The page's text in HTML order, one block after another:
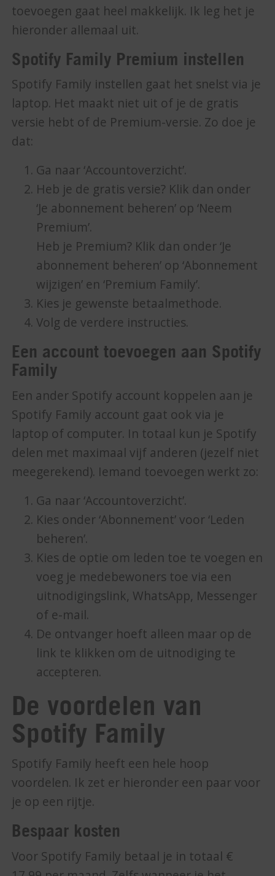
toevoegen gaat heel makkelijk. Ik leg het je
hieronder allemaal uit.
Spotify Family Premium instellen
Spotify Family instellen gaat het snelst via je
laptop. Het maakt niet uit of je de gratis
versie hebt of de Premium-versie. Zo doe je
dat:
Ga naar ‘Accountoverzicht’.
Heb je de gratis versie? Klik dan onder
‘Je abonnement beheren’ op ‘Neem
Premium’.
Heb je Premium? Klik dan onder ‘Je
abonnement beheren’ op ‘Abonnement
wijzigen’ en ‘Premium Family’.
Kies je gewenste betaalmethode.
Volg de verdere instructies.
Een account toevoegen aan Spotify
Family
Een ander Spotify account koppelen aan je
Spotify Family account gaat ook via je
laptop of computer. In totaal kun je Spotify
delen met maximaal vijf anderen (jezelf niet
meegerekend). Iemand toevoegen werkt zo:
Ga naar ‘Accountoverzicht’.
Kies onder ‘Abonnement’ voor ‘Leden
beheren’.
Kies de optie om leden toe te voegen en
voeg je medebewoners toe via een
uitnodigingslink, WhatsApp, Messenger
of e-mail.
De ontvanger hoeft alleen maar op de
link te klikken om de uitnodiging te
accepteren.
De voordelen van
Spotify Family
Spotify Family heeft een hele hoop
voordelen. Ik zet er hieronder een paar voor
je op een rijtje.
Bespaar kosten
Voor Spotify Family betaal je in totaal €